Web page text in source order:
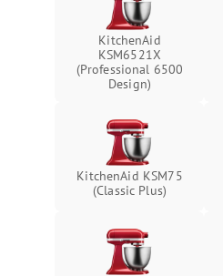
KitchenAid
KSM6521X
(Professional 6500
Design)
KitchenAid KSM75
(Classic Plus)